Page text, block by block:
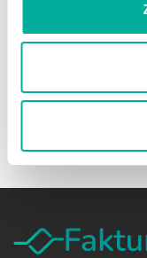
Wyrażam zgodę na
Wyrażam zgodę na
Wyrażam zgodę na